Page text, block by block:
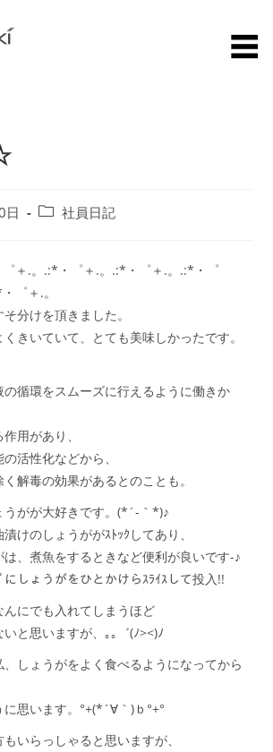
日 社員日記
＋.。.:*・゜＋.。.:*・゜＋.。.:*・゜
゜＋.。
分けを頂きました。
きいていて、とても美味しかったです。
の循環をスムーズに行えるように働きか
用があり、
活性化などから、
解毒の効果があるとのことも。
うがが大好きです。(*´-｀*)♪
けのしょうががｽﾄｯｸしてあり、
、煮魚をするときなど便利が良いです-♪
にしょうがをひとかけらｽﾗｲｽして投入!!
んにでも入れてしまうほど
と思いますが、｡｡゛(ﾉ><)ﾉ
しょうがをよく食べるようになってから
思います。°+(*´∀｀)ｂ°+°
いらっしゃると思いますが、